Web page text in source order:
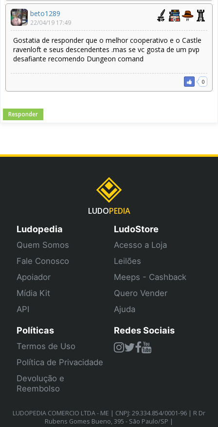
beto1289
22/04/19 17:49
Gostatia de responder que o melhor cooperativo e o Castle
ravenloft e seus descendentes .mas se vc gosta de um pvp
desafiante recomendo Dungeon comand
0
Responder
LUDOPEDIA
Ludopedia
Quem Somos
Fale Conosco
Apoiador
Mídia Kit
API
LudoStore
Acesso a Loja
Leilões
Meeps - Cashback
Quero Vender
Ajuda
Políticas
Termos de Uso
Política de Privacidade
Devolução e
Reembolso
Redes Sociais
LUDOPEDIA COMERCIO LTDA - ME | CNPJ: 29.334.854/0001-96 | R Dr
Rubens Gomes Bueno, 395 - São Paulo/SP |